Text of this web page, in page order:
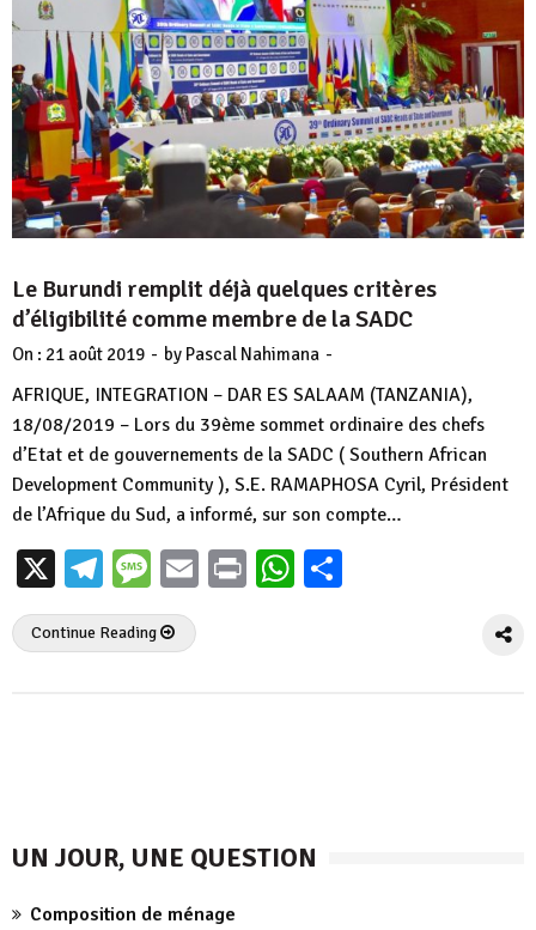
Le Burundi remplit déjà quelques critères
d’éligibilité comme membre de la SADC
On : 21 août 2019 - by Pascal Nahimana -
AFRIQUE, INTEGRATION – DAR ES SALAAM (TANZANIA),
18/08/2019 – Lors du 39ème sommet ordinaire des chefs
d’Etat et de gouvernements de la SADC ( Southern African
Development Community ), S.E. RAMAPHOSA Cyril, Président
de l’Afrique du Sud, a informé, sur son compte…
X Telegram
Message
EmailPrintWhatsApp
Continue Reading
UN JOUR, UNE QUESTION
Composition de ménage